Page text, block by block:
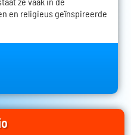
en religieus geïnspireerde